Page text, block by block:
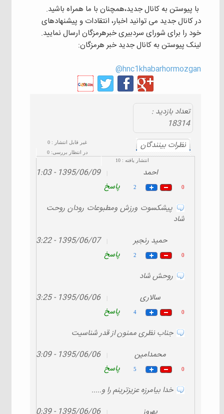
با پیوستن به کانال جدید،همچنان با ما همراه باشید.
در کانال جدید می توانید اخبار، انتقادات و پیشنهادهای
خود را برای شورای سردبیری خبرهرمزگان ارسال نمایید.
لینک پیوستن به کانال جدید خبر هرمزگان:
hnc1khabarhormozgan@
تعداد بازديد :
18314
نظرات بينندگان
غیر قابل انتشار :0
در انتظار بررسی: 0
انتشار یافته : 10
احمد 1395/06/09 - 11:03
0
2
پاسخ
پیشکسوت ورزش ومطبوعات رودان روحت
شاد
حمید رنجبر
1395/06/07 - 13:22
0
2
پاسخ
روحش شاد
سالاری
1395/06/06 - 23:25
0
4
پاسخ
جناب نظری ممنون از قدر شناسیت
محمدامین
1395/06/06 - 03:09
0
5
پاسخ
خدا بیامرزه عزیزترینم را و.....